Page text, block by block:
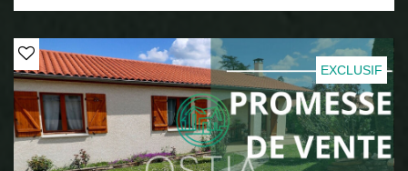
charge vendeur Contactez Pascale ORET - 07 78 69 08
auxquels ce bien est exposé sont disponibles sur le site
Géorisques : www.georisques.gouv.fr
EXCLUSIF